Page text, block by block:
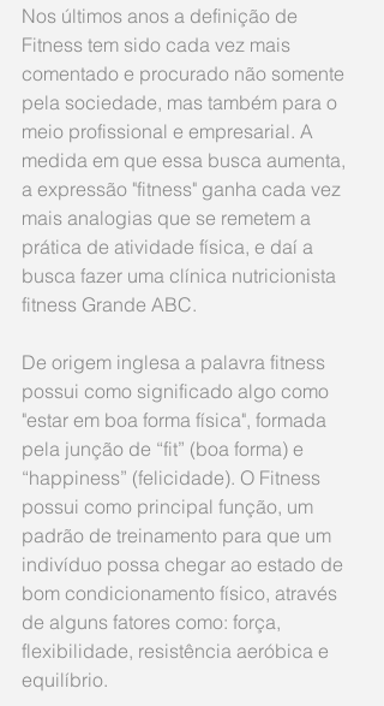
Nos últimos anos a definição de
Fitness tem sido cada vez mais
comentado e procurado não somente
pela sociedade, mas também para o
meio profissional e empresarial. A
medida em que essa busca aumenta,
a expressão "fitness" ganha cada vez
mais analogias que se remetem a
prática de atividade física, e daí a
busca fazer uma clínica nutricionista
fitness Grande ABC.
De origem inglesa a palavra fitness
possui como significado algo como
"estar em boa forma física", formada
pela junção de “fit” (boa forma) e
“happiness” (felicidade). O Fitness
possui como principal função, um
padrão de treinamento para que um
indivíduo possa chegar ao estado de
bom condicionamento físico, através
de alguns fatores como: força,
flexibilidade, resistência aeróbica e
equilíbrio.